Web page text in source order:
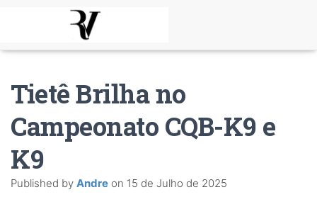
Tietê Brilha no
Campeonato CQB-K9 e
K9
Published by Andre on 15 de Julho de 2025